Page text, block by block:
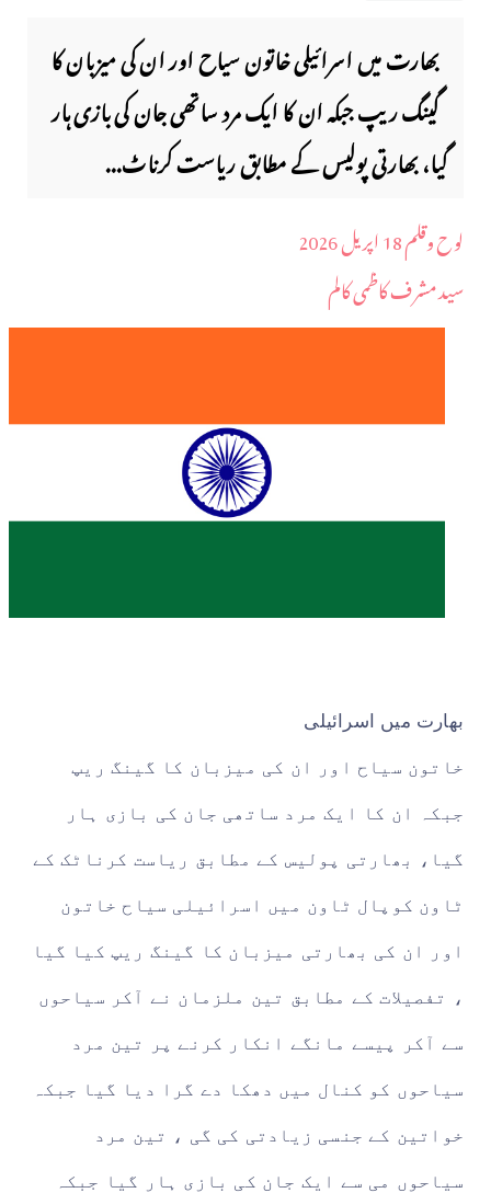
بھارت میں اسرائیلی خاتون سیاح اور ان کی میزبان کا
گینگ ریپ جبکہ ان کا ایک مرد ساتھی جان کی بازی ہار
گیا، بھارتی پولیس کے مطابق ریاست کرناٹ...
لوح وقلم 18 اپریل 2026
سید مشرف کاظمی کالم
بھارت میں اسرائیلی
خاتون سیاح اور ان کی میزبان کا گینگ ریپ
جبکہ ان کا ایک مرد ساتھی جان کی بازی ہار
گیا، بھارتی پولیس کے مطابق ریاست کرناٹک کے
ٹاون کوپال ٹاون میں اسرائیلی سیاح خاتون
اور ان کی بھارتی میزبان کا گینگ ریپ کیا گیا
، تفصیلات کے مطابق تین ملزمان نے آکر سیاحوں
سے آکر پیسے مانگے انکار کرنے پر تین مرد
سیاحوں کو کنال میں دھکا دے گرا دیا گیا جبکہ
خواتین کے جنسی زیادتی کی گی ، تین مرد
سیاحوں می سے ایک جان کی بازی ہار گیا جبکہ